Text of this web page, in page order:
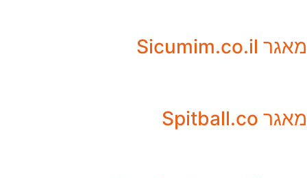
מאגר Sicumim.co.il
מאגר Spitball.co